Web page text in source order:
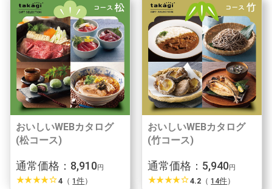
おいしいWEBカタログ
(松コース)
通常価格：8,910円
star_ratestar_ratestar_ratestar_ratestar_border 4 （1件）
おいしいWEBカタログ
(竹コース)
通常価格：5,940円
star_ratestar_ratestar_ratestar_ratestar_border 4.2 （14件）